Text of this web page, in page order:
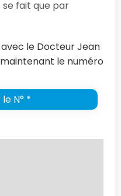
se fait que par
le Docteur Jean
le numéro
N° *